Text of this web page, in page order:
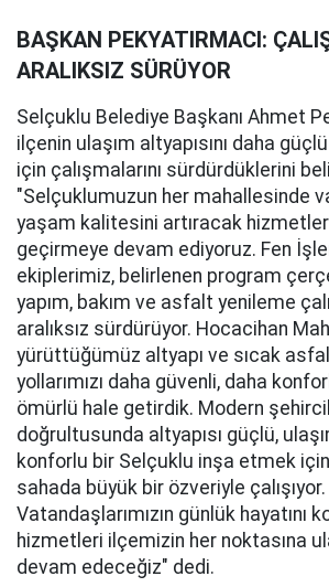
BAŞKAN PEKYATIRMACI:
ARALIKSIZ SÜRÜYOR
Selçuklu Belediye Başkanı Ahmet
ilçenin ulaşım altyapısını daha
için çalışmalarını sürdürdüklerini
"Selçuklumuzun her mahallesinde
yaşam kalitesini artıracak
geçirmeye devam ediyoruz. Fen
ekiplerimiz, belirlenen program
yapım, bakım ve asfalt yenileme
aralıksız sürdürüyor. Hocacihan
yürüttüğümüz altyapı ve sıcak
yollarımızı daha güvenli, daha
ömürlü hale getirdik. Modern
doğrultusunda altyapısı güçlü,
konforlu bir Selçuklu inşa etmek
sahada büyük bir özveriyle çalışıyor.
Vatandaşlarımızın günlük hayatını
hizmetleri ilçemizin her noktasına
devam edeceğiz" dedi.